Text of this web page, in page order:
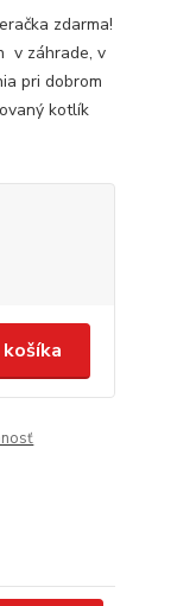
zdarma!
v záhrade, v
pri dobrom
kotlík